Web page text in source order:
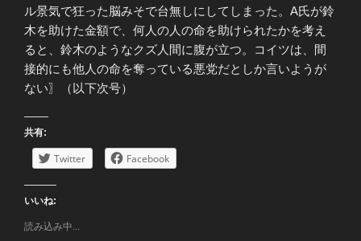
ル景気で狂った脳みそで台無しにしてしまった。A氏が鈴
木を助けた金額で、何人の人の命を助けられたかを考え
ると、鈴木のようなクズ人間に腹が立つ。コイツは、間
接的にも他人の命を奪っている悪党だとしか言いようが
ない〗（以下次号）
共有:
Twitter Facebook
いいね:
読み込み中...